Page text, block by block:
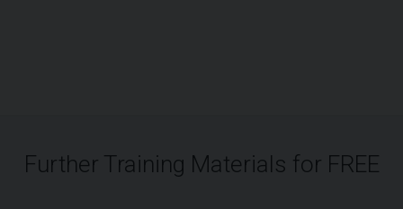
Further Training Materials for FREE